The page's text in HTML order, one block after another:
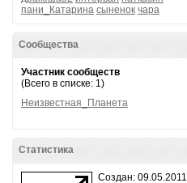
пани_Катарина сыненок чара
Сообщества
Участник сообществ
(Всего в списке: 1)
Неизвестная_Планета
Статистика
Создан: 09.05.2011